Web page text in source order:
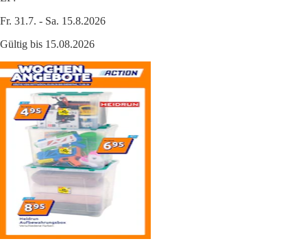
Fr. 31.7. - Sa. 15.8.2026
Gültig bis 15.08.2026